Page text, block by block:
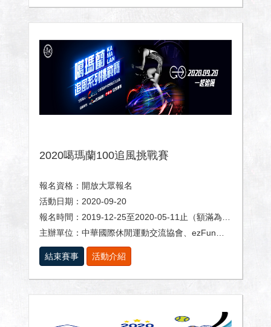
2020噶瑪蘭100追風挑戰賽
報名資格：開放大眾報名
活動日期：2020-09-20
報名時間：2019-12-25至2020-05-11止（額滿為止）
主辦單位：中華國際休閒運動交流協會、ezFun生活玩家
結束賽事 活動介紹